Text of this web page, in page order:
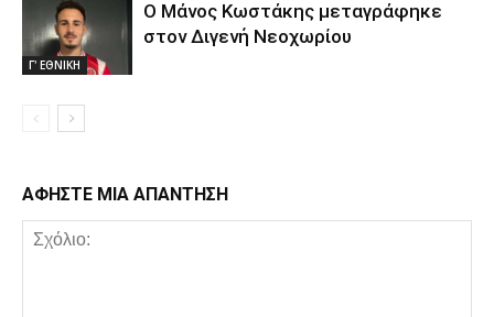
Γ' ΕΘΝΙΚΗ
Ο Μάνος Κωστάκης μεταγράφηκε
στον Διγενή Νεοχωρίου
ΑΦΗΣΤΕ ΜΙΑ ΑΠΑΝΤΗΣΗ